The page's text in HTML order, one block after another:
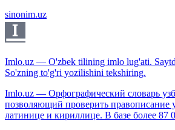
sinonim.uz
Imlo.uz — O'zbek tilining imlo lug'ati.
So'zning to'g'ri yozilishini tekshiring.
Imlo.uz — Орфографический словарь
позволяющий проверить правописание
латинице и кириллице. В базе более 87